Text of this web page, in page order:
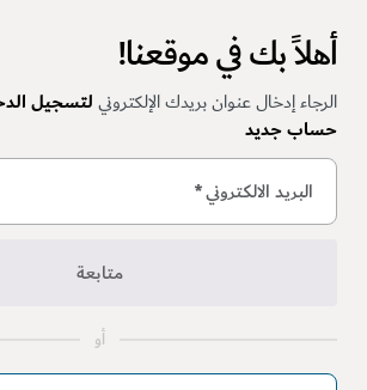
أهلاً بك في موقعنا!
الرجاء إدخال عنوان بريدك الإلكترونيلتسجيل
حساب جديد
البريد الالكتروني*
متابعة
أو